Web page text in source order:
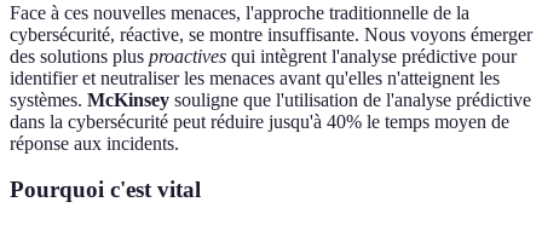
Face à ces nouvelles menaces, l'approche traditionnelle de la
cybersécurité, réactive, se montre insuffisante. Nous voyons émerger
des solutions plus proactives qui intègrent l'analyse prédictive pour
identifier et neutraliser les menaces avant qu'elles n'atteignent les
systèmes. McKinsey souligne que l'utilisation de l'analyse prédictive
dans la cybersécurité peut réduire jusqu'à 40% le temps moyen de
réponse aux incidents.
Pourquoi c'est vital